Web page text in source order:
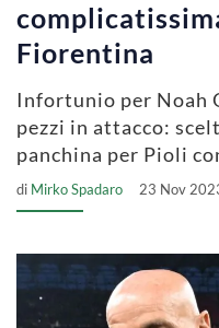
Fiorentina
Infortunio per Noah
pezzi in attacco:
panchina per Pioli
di Mirko Spadaro 23 Nov